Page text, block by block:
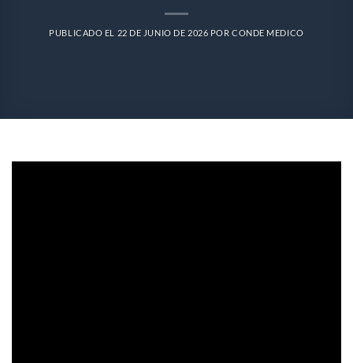
PUBLICADO EL 22 DE JUNIO DE 2026 POR CONDE MEDICO